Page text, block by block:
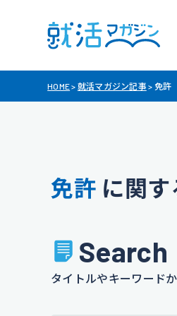
HOME> 就活マガジン記事 > 免許
免許 に関
Search
タイトルやキーワード